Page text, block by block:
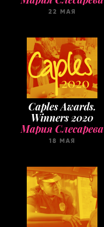
22 МАЯ
Caples Awards.
Winners 2020
Мария Слесарева
18 МАЯ